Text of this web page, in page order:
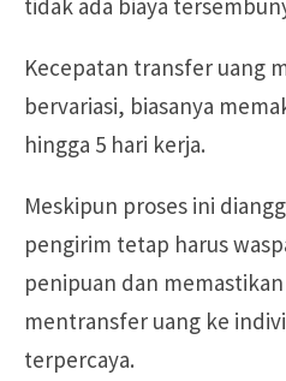
tidak ada biaya
Kecepatan transfer uang
bervariasi, biasanya
hingga 5 hari kerja.
Meskipun proses ini
pengirim tetap harus
penipuan dan
mentransfer uang ke
terpercaya.